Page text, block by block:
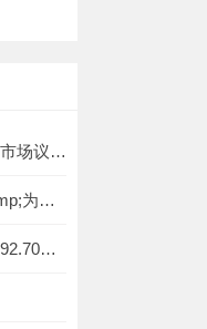
疫苗乐观情绪推高FTSE，关注《内部市场议案》是否获批
欧洲央行前瞻：口头干预欧元强势&amp;为年底宽松银根“造势”
FOMC或具体阐述AIT；美元指数关注92.70支撑的得失